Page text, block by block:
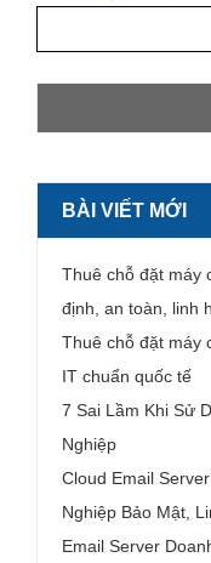
BÀI VIẾT MỚI
Thuê chỗ đặt máy
định, an toàn, linh
Thuê chỗ đặt máy
IT chuẩn quốc tế
7 Sai Lầm Khi Sử
Nghiệp
Cloud Email
Nghiệp Bảo Mật,
Email Server